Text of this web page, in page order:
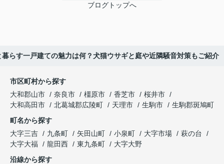
ブログトップへ
暮らす一戸建ての魅力は何？犬猫ウサギと庭や近隣騒音対策もご紹介
市区町村から探す
大和郡山市
奈良市 橿原市 香芝市
桜井市
大和高田市
北葛城郡広陵町 天理市 生駒市
生駒郡斑鳩町
町名から探す
大字三吉
九条町 矢田山町 小泉町 大字市場
萩の台
大字大福
龍田西 東九条町
大字大野
沿線から探す